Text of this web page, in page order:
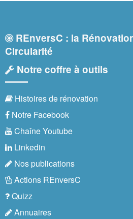
REnversC : la
Circularité
Notre coffre à outils
Histoires de rénovation
Notre Facebook
Chaîne Youtube
Linkedin
Nos publications
Actions REnversC
Quizz
Annuaires